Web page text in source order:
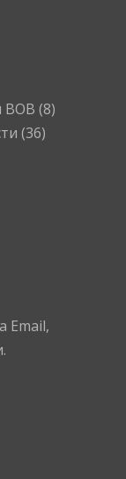
ВОВ (8)
(36)
Email,